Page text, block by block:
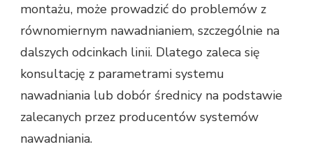
montażu, może prowadzić do problemów z
równomiernym nawadnianiem, szczególnie na
dalszych odcinkach linii. Dlatego zaleca się
konsultację z parametrami systemu
nawadniania lub dobór średnicy na podstawie
zalecanych przez producentów systemów
nawadniania.